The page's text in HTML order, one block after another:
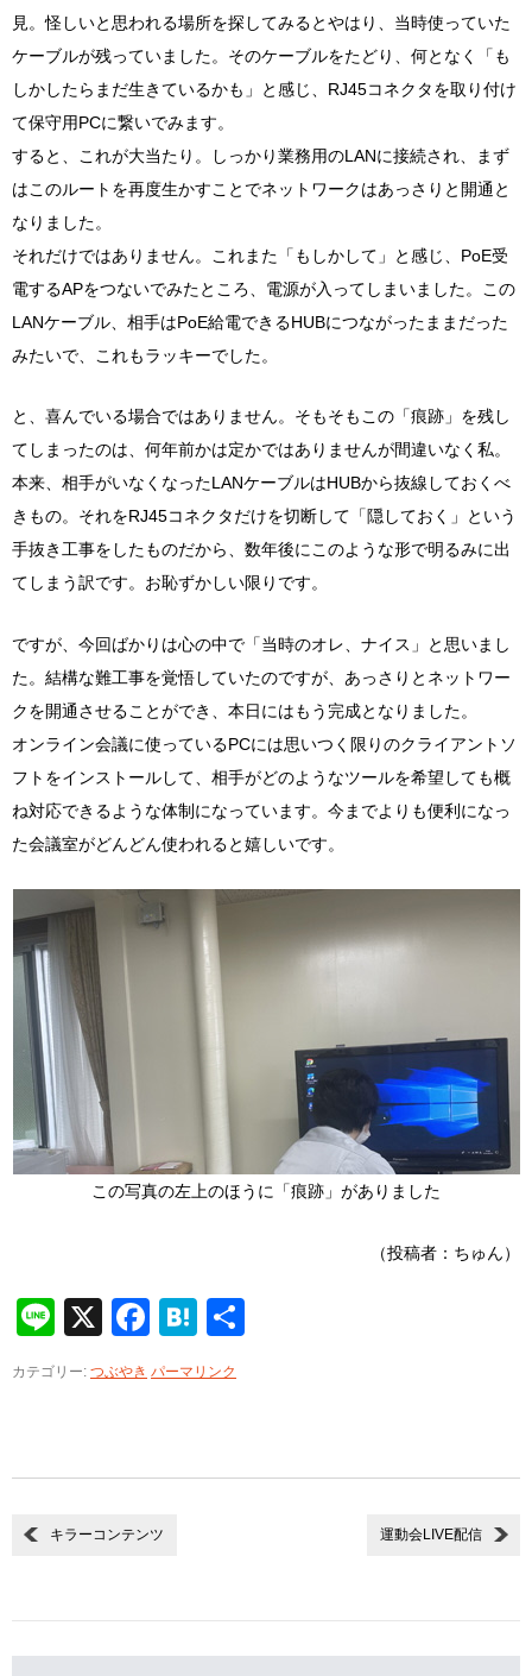
見。怪しいと思われる場所を探してみるとやはり、当時使っていた
ケーブルが残っていました。そのケーブルをたどり、何となく「も
しかしたらまだ生きているかも」と感じ、RJ45コネクタを取り付け
て保守用PCに繋いでみます。
すると、これが大当たり。しっかり業務用のLANに接続され、まず
はこのルートを再度生かすことでネットワークはあっさりと開通と
なりました。
それだけではありません。これまた「もしかして」と感じ、PoE受
電するAPをつないでみたところ、電源が入ってしまいました。この
LANケーブル、相手はPoE給電できるHUBにつながったままだった
みたいで、これもラッキーでした。
と、喜んでいる場合ではありません。そもそもこの「痕跡」を残し
てしまったのは、何年前かは定かではありませんが間違いなく私。
本来、相手がいなくなったLANケーブルはHUBから抜線しておくべ
きもの。それをRJ45コネクタだけを切断して「隠しておく」という
手抜き工事をしたものだから、数年後にこのような形で明るみに出
てしまう訳です。お恥ずかしい限りです。
ですが、今回ばかりは心の中で「当時のオレ、ナイス」と思いまし
た。結構な難工事を覚悟していたのですが、あっさりとネットワー
クを開通させることができ、本日にはもう完成となりました。
オンライン会議に使っているPCには思いつく限りのクライアントソ
フトをインストールして、相手がどのようなツールを希望しても概
ね対応できるような体制になっています。今までよりも便利になっ
た会議室がどんどん使われると嬉しいです。
この写真の左上のほうに「痕跡」がありました
（投稿者：ちゅん）
Line
X Facebook
Hatena
カテゴリー: つぶやき パーマリンク
キラーコンテンツ 運動会LIVE配信